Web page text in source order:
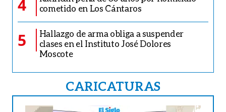
4
cometido en Los Cántaros
5
Hallazgo de arma obliga a suspender
clases en el Instituto José Dolores
Moscote
CARICATURAS